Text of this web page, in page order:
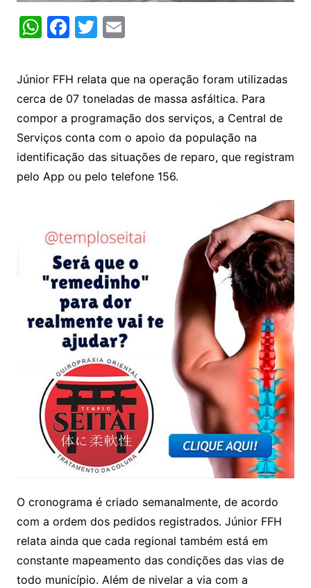
W
at
s
A
p
p
F
c
e
b
o
o
k
T
itt
er
E
ai
l
Júnior FFH relata que na operação foram utilizadas
cerca de 07 toneladas de massa asfáltica. Para
compor a programação dos serviços, a Central de
Serviços conta com o apoio da população na
identificação das situações de reparo, que registram
pelo App ou pelo telefone 156.
O cronograma é criado semanalmente, de acordo
com a ordem dos pedidos registrados. Júnior FFH
relata ainda que cada regional também está em
constante mapeamento das condições das vias de
todo município. Além de nivelar a via com a